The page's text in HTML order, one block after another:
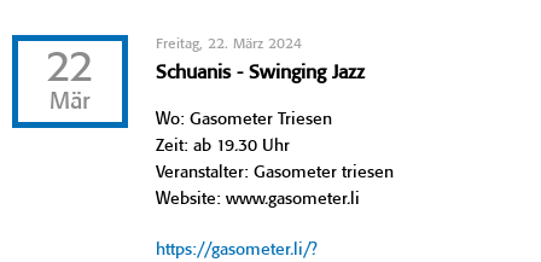
22
Mär
Freitag, 22. März 2024
Schuanis - Swinging Jazz
Wo: Gasometer Triesen
Zeit: ab 19.30 Uhr
Veranstalter: Gasometer triesen
Website: www.gasometer.li
https://gasometer.li/?